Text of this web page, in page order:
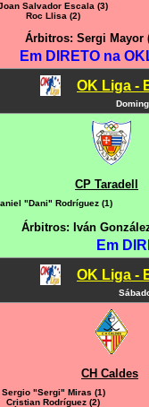
Salvador Escala (3)
Roc Llisa (2)
Árbitros: Sergi Mayor
Em DIRETO na
OK Liga -
CP Taradell
"Dani" Rodríguez (1)
Árbitros: Iván
Em
OK Liga -
CH Caldes
Sergio "Sergi" Miras (1)
Cristian Rodríguez (2)